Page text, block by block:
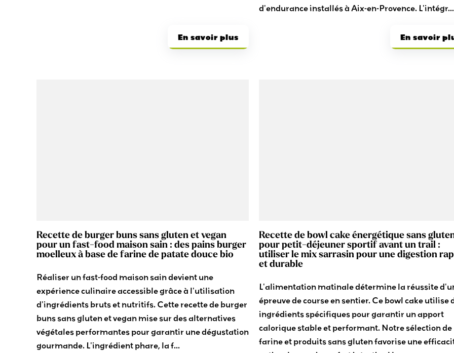
En savoir plus
d'endurance installés à Aix-en-Provence. L'intégr...
En savoir
Recette de burger buns sans gluten et vegan
pour un fast-food maison sain : des pains burger
moelleux à base de farine de patate douce bio
Réaliser un fast-food maison sain devient une
expérience culinaire accessible grâce à l'utilisation
d'ingrédients bruts et nutritifs. Cette recette de burger
buns sans gluten et vegan mise sur des alternatives
végétales performantes pour garantir une dégustation
gourmande. L'ingrédient phare, la f...
Recette de bowl cake énergétique sans
pour petit-déjeuner sportif avant un trail :
utiliser le mix sarrasin pour une digestion
et durable
L'alimentation matinale détermine la réussite
épreuve de course en sentier. Ce bowl cake utilise
ingrédients spécifiques pour garantir un apport
calorique stable et performant. Notre sélection de
farine et produits sans gluten favorise une